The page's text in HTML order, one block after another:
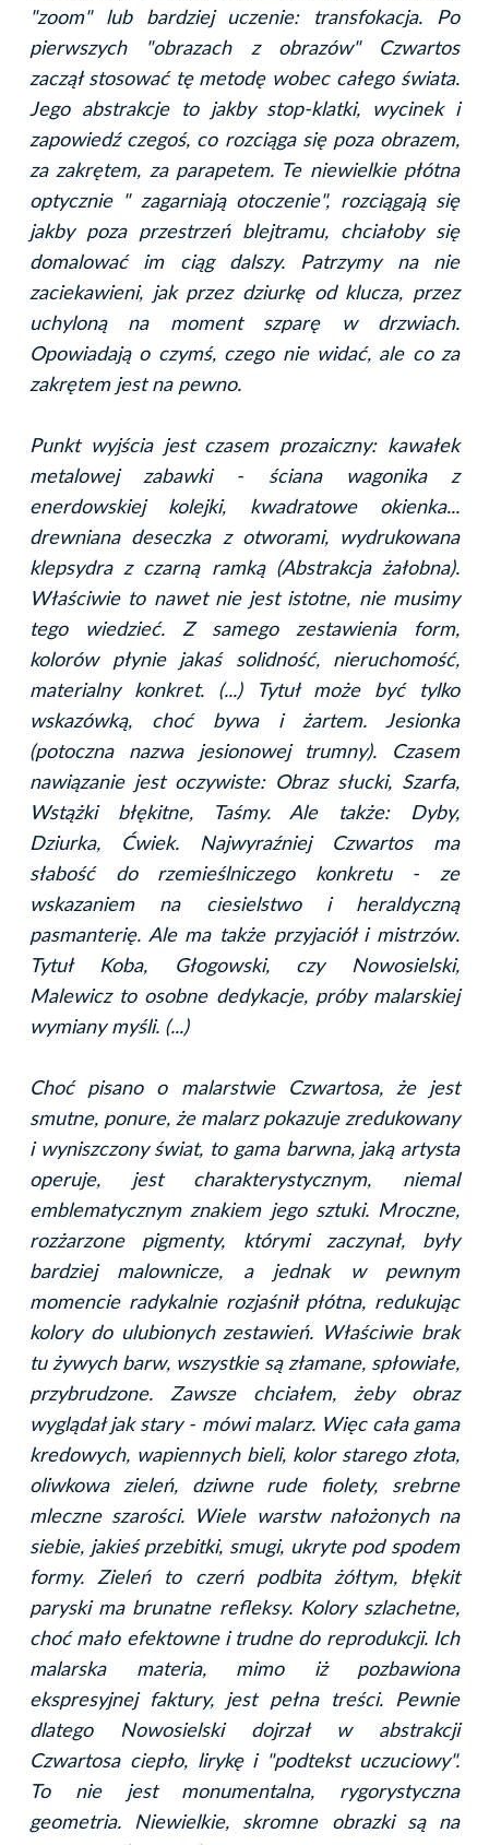
"zoom" lub bardziej uczenie: transfokacja. Po
pierwszych "obrazach z obrazów" Czwartos
zaczął stosować tę metodę wobec całego świata.
Jego abstrakcje to jakby stop-klatki, wycinek i
zapowiedź czegoś, co rozciąga się poza obrazem,
za zakrętem, za parapetem. Te niewielkie płótna
optycznie " zagarniają otoczenie", rozciągają się
jakby poza przestrzeń blejtramu, chciałoby się
domalować im ciąg dalszy. Patrzymy na nie
zaciekawieni, jak przez dziurkę od klucza, przez
uchyloną na moment szparę w drzwiach.
Opowiadają o czymś, czego nie widać, ale co za
zakrętem jest na pewno.
Punkt wyjścia jest czasem prozaiczny: kawałek
metalowej zabawki - ściana wagonika z
enerdowskiej kolejki, kwadratowe okienka...
drewniana deseczka z otworami, wydrukowana
klepsydra z czarną ramką (Abstrakcja żałobna).
Właściwie to nawet nie jest istotne, nie musimy
tego wiedzieć. Z samego zestawienia form,
kolorów płynie jakaś solidność, nieruchomość,
materialny konkret. (...) Tytuł może być tylko
wskazówką, choć bywa i żartem. Jesionka
(potoczna nazwa jesionowej trumny). Czasem
nawiązanie jest oczywiste: Obraz słucki, Szarfa,
Wstążki błękitne, Taśmy. Ale także: Dyby,
Dziurka, Ćwiek. Najwyraźniej Czwartos ma
słabość do rzemieślniczego konkretu - ze
wskazaniem na ciesielstwo i heraldyczną
pasmanterię. Ale ma także przyjaciół i mistrzów.
Tytuł Koba, Głogowski, czy Nowosielski,
Malewicz to osobne dedykacje, próby malarskiej
wymiany myśli. (...)
Choć pisano o malarstwie Czwartosa, że jest
smutne, ponure, że malarz pokazuje zredukowany
i wyniszczony świat, to gama barwna, jaką artysta
operuje, jest charakterystycznym, niemal
emblematycznym znakiem jego sztuki. Mroczne,
rozżarzone pigmenty, którymi zaczynał, były
bardziej malownicze, a jednak w pewnym
momencie radykalnie rozjaśnił płótna, redukując
kolory do ulubionych zestawień. Właściwie brak
tu żywych barw, wszystkie są złamane, spłowiałe,
przybrudzone. Zawsze chciałem, żeby obraz
wyglądał jak stary - mówi malarz. Więc cała gama
kredowych, wapiennych bieli, kolor starego złota,
oliwkowa zieleń, dziwne rude fiolety, srebrne
mleczne szarości. Wiele warstw nałożonych na
siebie, jakieś przebitki, smugi, ukryte pod spodem
formy. Zieleń to czerń podbita żółtym, błękit
paryski ma brunatne refleksy. Kolory szlachetne,
choć mało efektowne i trudne do reprodukcji. Ich
malarska materia, mimo iż pozbawiona
ekspresyjnej faktury, jest pełna treści. Pewnie
dlatego Nowosielski dojrzał w abstrakcji
Czwartosa ciepło, lirykę i "podtekst uczuciowy".
To nie jest monumentalna, rygorystyczna
geometria. Niewielkie, skromne obrazki są na